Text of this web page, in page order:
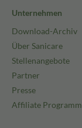
Unternehmen
Download-Archiv
Über Sanicare
Stellenangebote
Partner
Presse
Affiliate Programm